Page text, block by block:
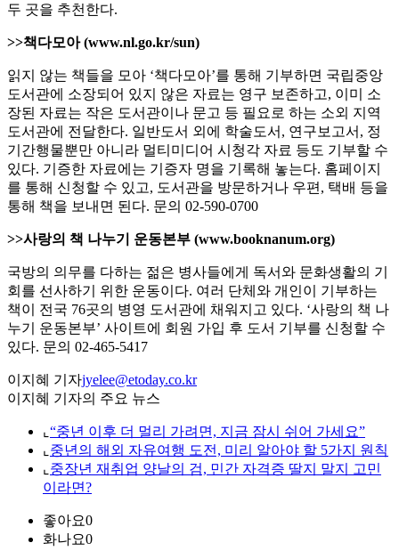
두 곳을 추천한다.
>>책다모아 (www.nl.go.kr/sun)
읽지 않는 책들을 모아 ‘책다모아’를 통해 기부하면 국립중앙
도서관에 소장되어 있지 않은 자료는 영구 보존하고, 이미 소
장된 자료는 작은 도서관이나 문고 등 필요로 하는 소외 지역
도서관에 전달한다. 일반도서 외에 학술도서, 연구보고서, 정
기간행물뿐만 아니라 멀티미디어 시청각 자료 등도 기부할 수
있다. 기증한 자료에는 기증자 명을 기록해 놓는다. 홈페이지
를 통해 신청할 수 있고, 도서관을 방문하거나 우편, 택배 등을
통해 책을 보내면 된다. 문의 02-590-0700
>>사랑의 책 나누기 운동본부 (www.booknanum.org)
국방의 의무를 다하는 젊은 병사들에게 독서와 문화생활의 기
회를 선사하기 위한 운동이다. 여러 단체와 개인이 기부하는
책이 전국 76곳의 병영 도서관에 채워지고 있다. ‘사랑의 책 나
누기 운동본부’ 사이트에 회원 가입 후 도서 기부를 신청할 수
있다. 문의 02-465-5417
이지혜 기자jyelee@etoday.co.kr
이지혜 기자의 주요 뉴스
⌞ “중년 이후 더 멀리 가려면, 지금 잠시 쉬어 가세요”
⌞ 중년의 해외 자유여행 도전, 미리 알아야 할 5가지 원칙
⌞ 중장년 재취업 양날의 검, 민간 자격증 딸지 말지 고민
이라면?
좋아요0
화나요0